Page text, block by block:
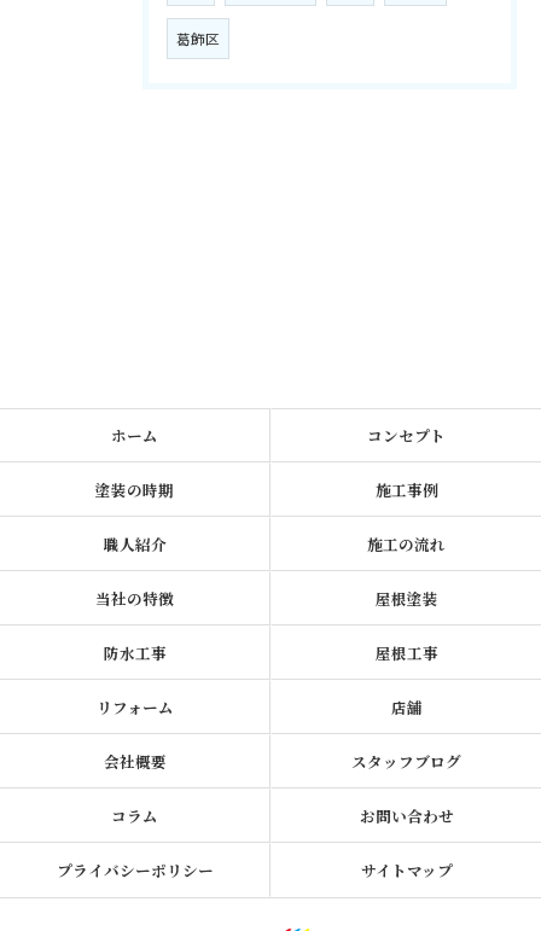
葛飾区
ホーム コンセプト
塗装の時期 施工事例
職人紹介 施工の流れ
当社の特徴 屋根塗装
防水工事 屋根工事
リフォーム 店舗
会社概要 スタッフブログ
コラム お問い合わせ
プライバシーポリシー サイトマップ